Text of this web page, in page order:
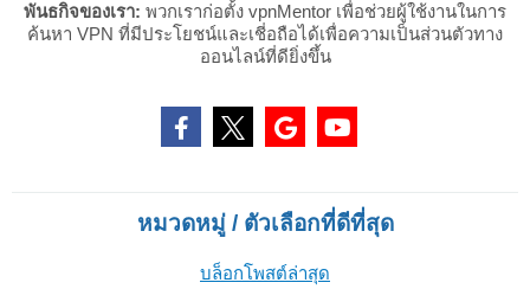
พันธกิจของเรา: พวกเราก่อตั้ง vpnMentor เพื่อช่วยผู้ใช้งานในการ
ค้นหา VPN ที่มีประโยชน์และเชี่อถือได้เพื่อความเป็นส่วนตัวทาง
ออนไลน์ที่ดียิ่งขึ้น
หมวดหมู่ / ตัวเลือกที่ดีที่สุด
บล็อกโพสต์ล่าสุด